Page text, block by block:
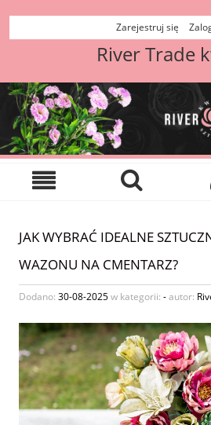
Zarejestruj się
River Trade
JAK WYBRAĆ IDEALNE
WAZONU NA CMENTARZ?
Dodano: 30-08-2025w kategorii: -autor: